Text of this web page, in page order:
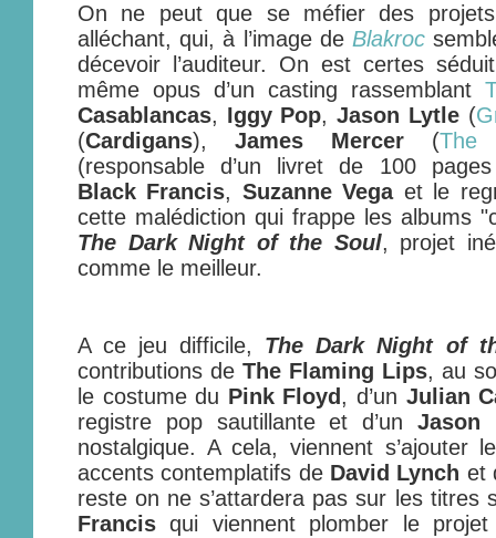
On ne peut que se méfier des
alléchant, qui, à l’image de Blakroc
décevoir l’auditeur. On est certes
même opus d’un casting rassemblant
Casablancas, Iggy Pop,Jason Lytle(
(Cardigans), James Mercer(The
(responsable d’un livret de 100 pages
Black Francis, Suzanne Vegaet le
cette malédiction qui frappe les albums
The Dark Night of the Soul, projet
comme le meilleur.
A ce jeu difficile, The Dark Night of
contributions de The Flaming Lips, au
le costume du Pink Floyd , d’un Julian
registre pop sautillante et d’un Jason
nostalgique. A cela, viennent s’ajouter
accents contemplatifs de David Lynch et
reste on ne s’attardera pas sur les titres
Francis qui viennent plomber le